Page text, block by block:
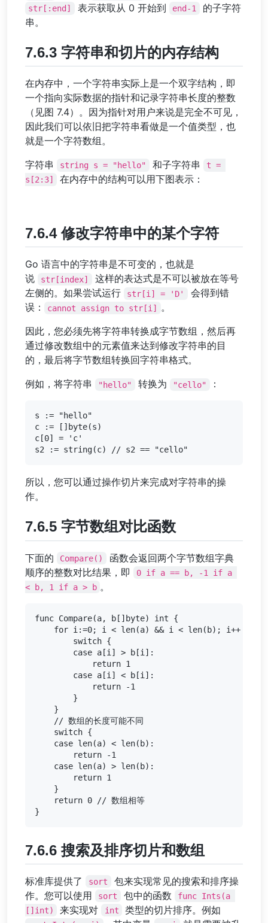
str[:end] 表示获取从 0 开始到 end-1
的子字符
串。
7.6.3 字符串和切片的内存结构
在内存中，一个字符串实际上是一个双字结构，即
一个指向实际数据的指针和记录字符串长度的整数
（见图 7.4）。因为指针对用户来说是完全不可见，
因此我们可以依旧把字符串看做是一个值类型，也
就是一个字符数组。
字符串
string s = "hello" 和子字符串
t =
s[2:3]
在内存中的结构可以用下图表示：
7.6.4 修改字符串中的某个字符
Go 语言中的字符串是不可变的，也就是
说
str[index]
这样的表达式是不可以被放在等号
左侧的。如果尝试运行
str[i] = 'D'
会得到错
误：
cannot assign to str[i] 。
因此，您必须先将字符串转换成字节数组，然后再
通过修改数组中的元素值来达到修改字符串的目
的，最后将字节数组转换回字符串格式。
例如，将字符串
"hello" 转换为 "cello" ：
s := "hello"
c := []byte(s)
c[0] = 'c'
所以，您可以通过操作切片来完成对字符串的操
作。
7.6.5 字节数组对比函数
下面的 Compare()
函数会返回两个字节数组字典
顺序的整数对比结果，即
0 if a == b, -1 if a
< b, 1 if a > b 。
func Compare(a, b[]byte) int {
    for i:=0; i < len(a) && i < len(b); i++ {
        switch {
        case a[i] > b[i]:
            return 1
        case a[i] < b[i]:
            return -1
        }
    }
    // 数组的长度可能不同
    switch {
    case len(a) < len(b):
        return -1
    case len(a) > len(b):
        return 1
    }
    return 0 // 数组相等
7.6.6 搜索及排序切片和数组
标准库提供了 sort
包来实现常见的搜索和排序操
作。您可以使用
sort 包中的函数
func Ints(a
[]int)
来实现对 int 类型的切片排序。例如